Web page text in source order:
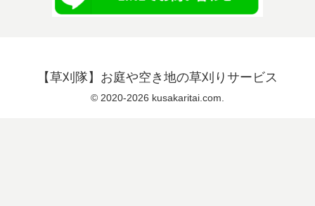
【草刈隊】お庭や空き地の草刈りサービス
© 2020-2026 kusakaritai.com.